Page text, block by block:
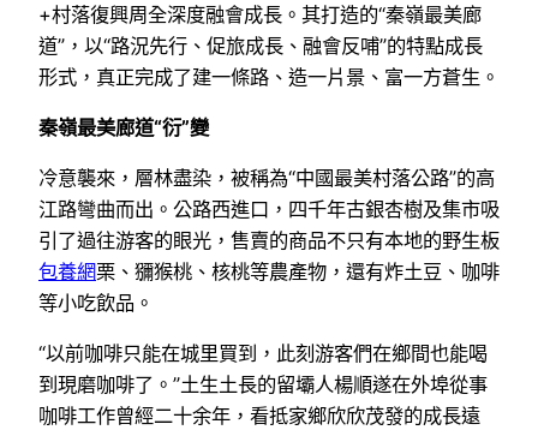
+村落復興周全深度融會成長。其打造的“秦嶺最美廊
道”，以“路況先行、促旅成長、融會反哺”的特點成長
形式，真正完成了建一條路、造一片景、富一方蒼生。
秦嶺最美廊道“衍”變
冷意襲來，層林盡染，被稱為“中國最美村落公路”的高
江路彎曲而出。公路西進口，四千年古銀杏樹及集市吸
引了過往游客的眼光，售賣的商品不只有本地的野生板
包養網栗、獼猴桃、核桃等農產物，還有炸土豆、咖啡
等小吃飲品。
“以前咖啡只能在城里買到，此刻游客們在鄉間也能喝
到現磨咖啡了。”土生土長的留壩人楊順遂在外埠從事
咖啡工作曾經二十余年，看抵家鄉欣欣茂發的成長遠